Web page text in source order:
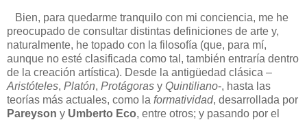
Bien, para quedarme tranquilo con mi conciencia, me he
preocupado de consultar distintas definiciones de arte y,
naturalmente, he topado con la filosofía (que, para mí,
aunque no esté clasificada como tal, también entraría dentro
de la creación artística). Desde la antigüedad clásica –
Aristóteles, Platón, Protágoras y Quintiliano-, hasta las
teorías más actuales, como la formatividad, desarrollada por
Pareyson y Umberto Eco, entre otros; y pasando por el